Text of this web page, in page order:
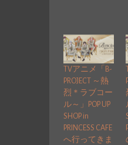
TVアニメ「B-
PROJECT ～熱
烈＊ラブコー
ル～」POP UP
SHOP in
PRINCESS CAFE
へ行ってきま